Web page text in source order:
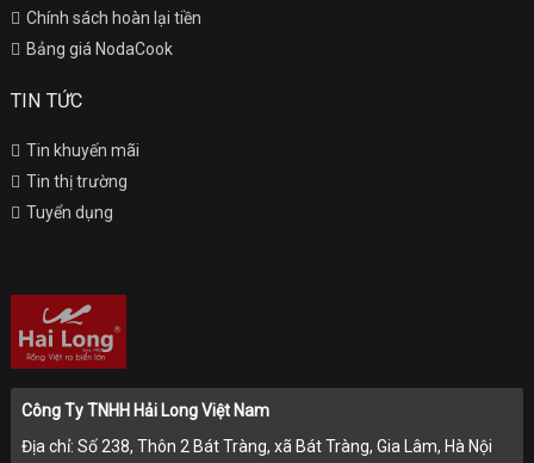
Chính sách hoàn lại tiền
Bảng giá NodaCook
TIN TỨC
Tin khuyến mãi
Tin thị trường
Tuyển dụng
Công Ty TNHH Hải Long Việt Nam
Địa chỉ: Số 238, Thôn 2 Bát Tràng, xã Bát Tràng, Gia Lâm, Hà Nội